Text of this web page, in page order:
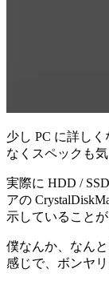
少し PC に詳し
なくスペックも
実際に HDD /
アの
示していることが
僕なんか、なん
感じで、ボンヤ